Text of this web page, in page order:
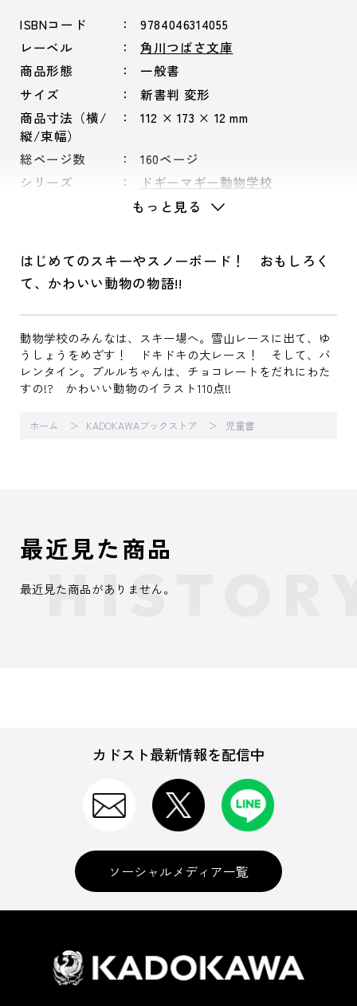
ISBNコード
9784046314055
レーベル
角川つばさ文庫
商品形態
一般書
サイズ
新書判 変形
商品寸法（横/
縦/束幅）
112 × 173 × 12 mm
総ページ数
160ページ
シリーズ
ドギーマギー動物学校
もっと見る
はじめてのスキーやスノーボード！ おもしろく
て、かわいい動物の物語!!
動物学校のみんなは、スキー場へ。雪山レースに出て、ゆ
うしょうをめざす！ ドキドキの大レース！ そして、バ
レンタイン。プルルちゃんは、チョコレートをだれにわた
すの!? かわいい動物のイラスト110点!!
ホーム KADOKAWAブックストア 児童書
最近見た商品
最近見た商品がありません。
カドスト最新情報を配信中
ソーシャルメディア一覧